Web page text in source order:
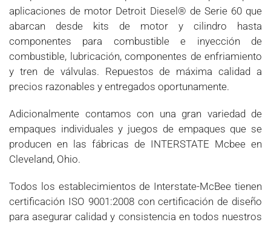
aplicaciones de motor Detroit Diesel® de Serie 60 que
abarcan desde kits de motor y cilindro hasta
componentes para combustible e inyección de
combustible, lubricación, componentes de enfriamiento
y tren de válvulas. Repuestos de máxima calidad a
precios razonables y entregados oportunamente.
Adicionalmente contamos con una gran variedad de
empaques individuales y juegos de empaques que se
producen en las fábricas de INTERSTATE Mcbee en
Cleveland, Ohio.
Todos los establecimientos de Interstate-McBee tienen
certificación ISO 9001:2008 con certificación de diseño
para asegurar calidad y consistencia en todos nuestros